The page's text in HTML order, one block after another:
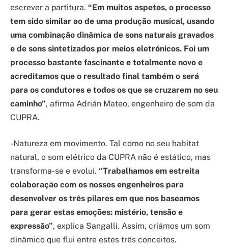
escrever a partitura. “Em muitos aspetos, o processo
tem sido similar ao de uma produção musical, usando
uma combinação dinâmica de sons naturais gravados
e de sons sintetizados por meios eletrónicos. Foi um
processo bastante fascinante e totalmente novo e
acreditamos que o resultado final também o será
para os condutores e todos os que se cruzarem no seu
caminho”, afirma Adrián Mateo, engenheiro de som da
CUPRA.
-Natureza em movimento. Tal como no seu habitat
natural, o som elétrico da CUPRA não é estático, mas
transforma-se e evolui. “Trabalhamos em estreita
colaboração com os nossos engenheiros para
desenvolver os três pilares em que nos baseamos
para gerar estas emoções: mistério, tensão e
expressão”, explica Sangalli. Assim, criámos um som
dinâmico que flui entre estes três conceitos.